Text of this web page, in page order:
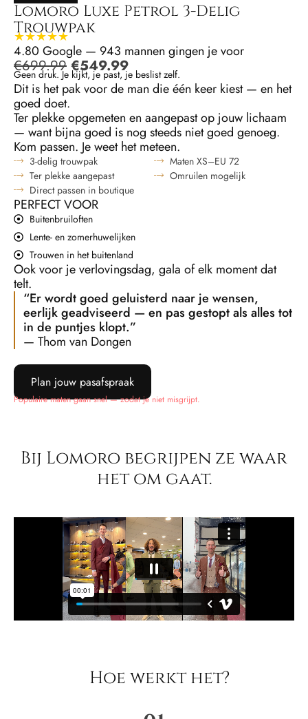
Lomoro Luxe Petrol 3-Delig
Trouwpak
★★★★★
4.80 Google — 943 mannen gingen je voor
€699.99 €549.99
Geen druk. Je kijkt, je past, je beslist zelf.
Dit is het pak voor de man die één keer kiest — en het
goed doet.
Ter plekke opgemeten en aangepast op jouw lichaam
— want bijna goed is nog steeds niet goed genoeg.
Kom passen. Je weet het meteen.
3-delig trouwpak
Ter plekke aangepast
Direct passen in boutique
Maten XS–EU 72
Omruilen mogelijk
PERFECT VOOR
Buitenbruiloften
Lente- en zomerhuwelijken
Trouwen in het buitenland
Ook voor je verlovingsdag, gala of elk moment dat
telt.
“Er wordt goed geluisterd naar je wensen,
eerlijk geadviseerd — en pas gestopt als alles tot
in de puntjes klopt.”
— Thom van Dongen
Plan jouw pasafspraak
Populaire maten gaan snel — zodat je niet misgrijpt.
Bij Lomoro begrijpen ze waar
het om gaat.
Hoe werkt het?